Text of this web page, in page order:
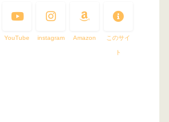
YouTube instagram Amazon このサイ
ト